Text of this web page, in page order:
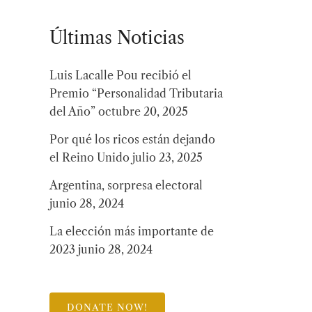
Últimas Noticias
Luis Lacalle Pou recibió el
Premio “Personalidad Tributaria
del Año” octubre 20, 2025
Por qué los ricos están dejando
el Reino Unido julio 23, 2025
Argentina, sorpresa electoral
junio 28, 2024
La elección más importante de
2023 junio 28, 2024
DONATE NOW!